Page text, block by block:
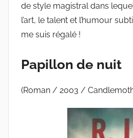
de style magistral dans
l’art, le talent et l’humour
me suis régalé !
Papillon de nuit
(Roman / 2003 /